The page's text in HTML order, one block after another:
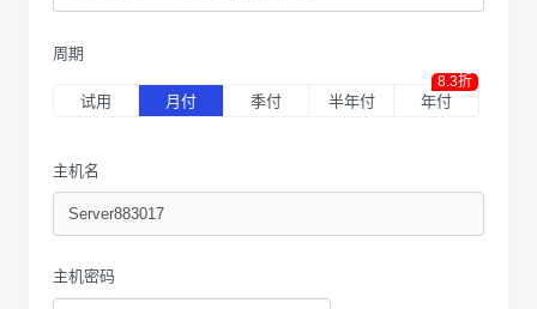
周期
试用 月付 季付 半年付 年付
8.3折
主机名
主机密码